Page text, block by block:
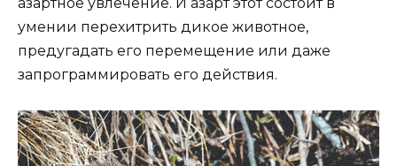
умении перехитрить дикое животное,
предугадать его перемещение или даже
запрограммировать его действия.